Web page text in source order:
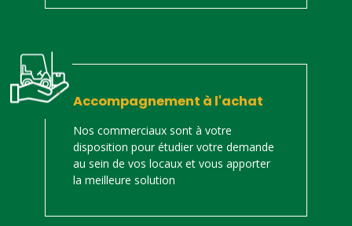
Accompagnement à l'achat
Nos commerciaux sont à votre
disposition pour étudier votre demande
au sein de vos locaux et vous apporter
la meilleure solution